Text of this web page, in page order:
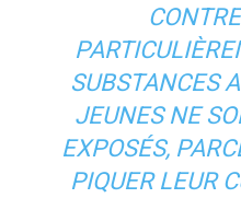
SUBSTANCES
JEUNES NE
EXPOSÉS,
PIQUER LEUR